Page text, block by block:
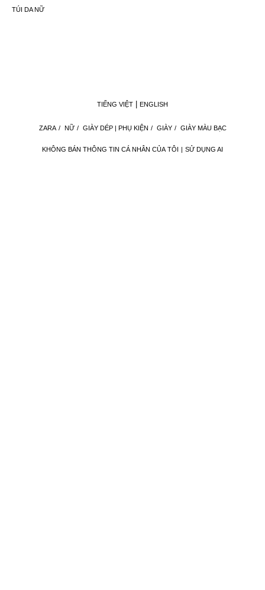
TÚI DA NỮ
KHÔNG BÁN THÔNG TIN CÁ NHÂN CỦA TÔI SỬ DỤNG AI
ZARA / NỮ / GIÀY DÉP | PHỤ KIỆN / GIÀY / GIÀY MÀU BẠC
TIẾNG VIỆT ENGLISH